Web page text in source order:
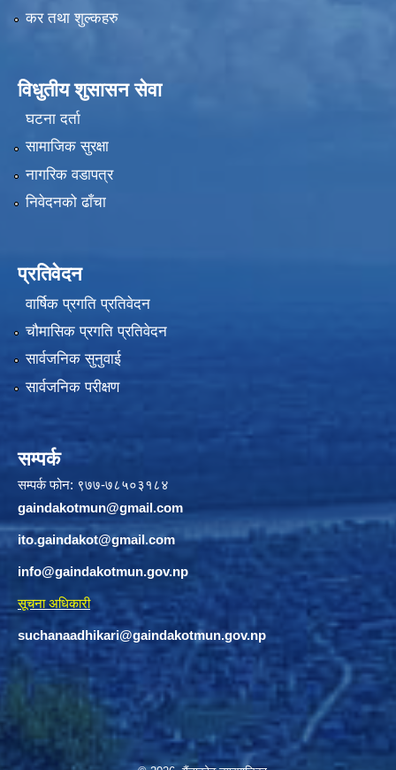
कर तथा शुल्कहरु
विधुतीय शुसासन सेवा
घटना दर्ता
सामाजिक सुरक्षा
नागरिक वडापत्र
निवेदनको ढाँचा
प्रतिवेदन
वार्षिक प्रगति प्रतिवेदन
चौमासिक प्रगति प्रतिवेदन
सार्वजनिक सुनुवाई
सार्वजनिक परीक्षण
सम्पर्क
सम्पर्क फोन: ९७७-७८५०३१८४
gaindakotmun@gmail.com
ito.gaindakot@gmail.com
info@gaindakotmun.gov.np
सूचना अधिकारी
suchanaadhikari@gaindakotmun.gov.np